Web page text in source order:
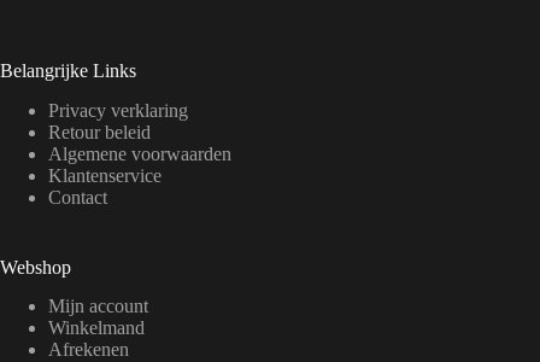
Belangrijke Links
Privacy verklaring
Retour beleid
Algemene voorwaarden
Klantenservice
Contact
Webshop
Mijn account
Winkelmand
Afrekenen